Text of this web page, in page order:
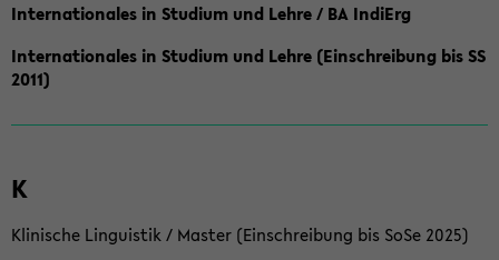
Internationales in Studium und Lehre / BA IndiErg
Internationales in Studium und Lehre (Einschreibung bis SS
2011)
K
Klinische Linguistik / Master (Einschreibung bis SoSe 2025)